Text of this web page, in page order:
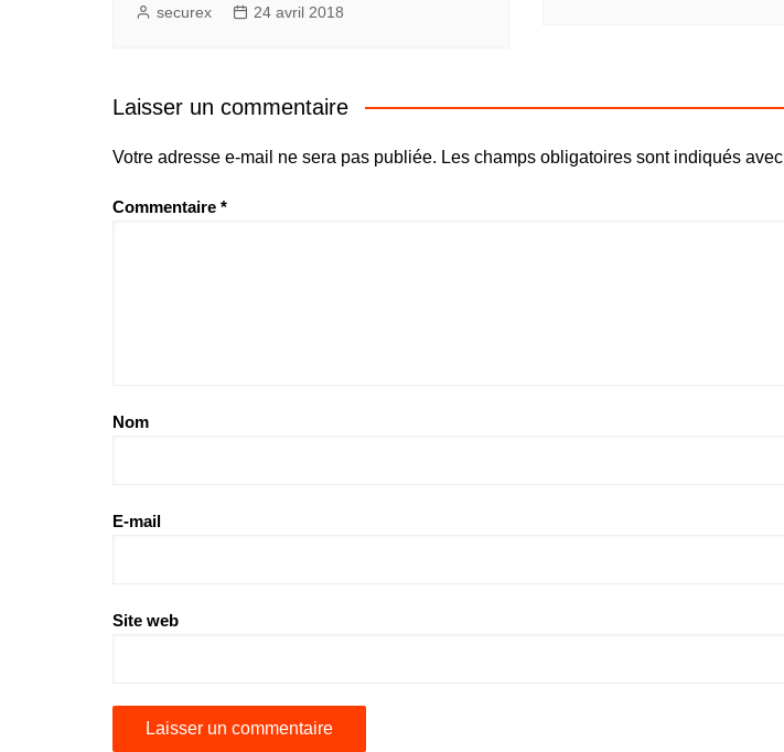
securex 24 avril 2018
Laisser un commentaire
Votre adresse e-mail ne sera pas publiée. Les champs obligatoires sont indiqués avec
Commentaire *
Nom
E-mail
Site web